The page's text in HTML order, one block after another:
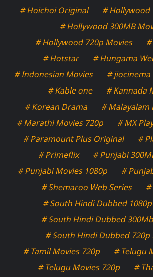
# Hoichoi Original
# Hollywood
# Hollywood 300MB
# Hollywood 720p Movies
# Hotstar
# Hungama
# Indonesian Movies
# jiocinema
# Kable one
# Kannada
# Korean Drama
# Malayalam
# Marathi Movies 720p
# MX
# Paramount Plus Original
#
# Primeflix
# Punjabi
# Punjabi Movies 1080p
#
# Shemaroo Web Series
#
# South Hindi Dubbed
# South Hindi Dubbed
# South Hindi Dubbed 720p
# Tamil Movies 720p
# Telugu
# Telugu Movies 720p
#